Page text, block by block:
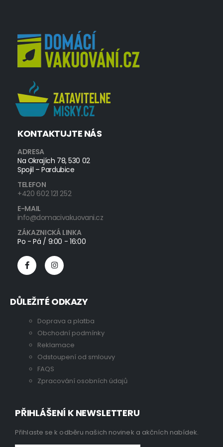
KONTAKTUJTE NÁS
ADRESA
Na Okrajích 78, 530 02
Spojil – Pardubice
TELEFON
+420 602 121 252
E-MAIL
info@domacivakuovani.cz
ZÁKAZNICKÁ LINKA
Po - Pá / 9:00 - 16:00
DŮLEŽITÉ ODKAZY
Doprava a platba
Obchodní podmínky
Reklamace
Odstoupení od smlouvy
FAQS
Zpracování osobních údajů
PŘIHLÁŠENÍ K NEWSLETTERU
Přihlaste se k odběru našich novinek a akčních nabídek.